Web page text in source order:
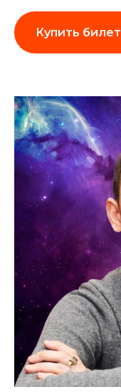
Купить билет